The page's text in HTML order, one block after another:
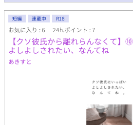
短編 連載中 R18
お気に入り : 6 24h.ポイント : 7
【クソ彼氏から離れらんなくて】
よしよしされたい、なんてね
あきすと